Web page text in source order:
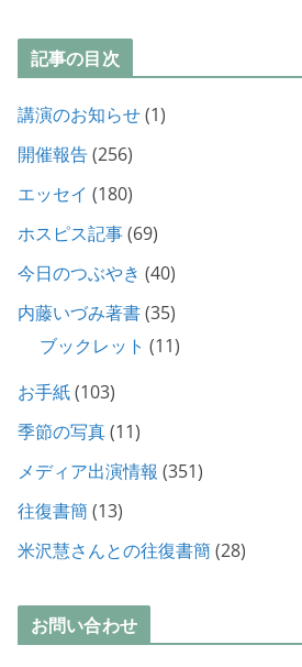
記事の目次
講演のお知らせ(1)
開催報告(256)
エッセイ (180)
ホスピス記事(69)
今日のつぶやき (40)
内藤いづみ著書(35)
ブックレット (11)
お手紙(103)
季節の写真(11)
メディア出演情報 (351)
往復書簡 (13)
米沢慧さんとの往復書簡 (28)
お問い合わせ